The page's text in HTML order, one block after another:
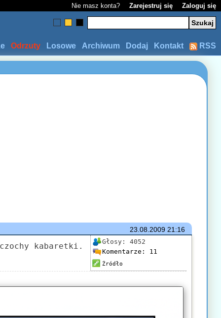
Nie masz konta? Zarejestruj się Zaloguj się
RSS
Kontakt
Dodaj
Archiwum
Losowe
Odrzuty
23.08.200921:16
Głosy: 4052
Komentarze: 11
Źródło
kabaretki.